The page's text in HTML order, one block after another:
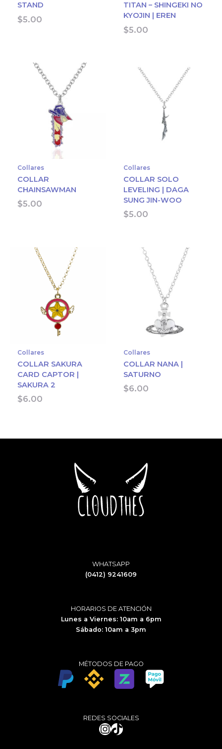
STAND
$5.00
TITAN – SHINGEKI NO
KYOJIN | EREN
$5.00
Collares
COLLAR
CHAINSAWMAN
$5.00
Collares
COLLAR SOLO
LEVELING | DAGA
SUNG JIN-WOO
$5.00
Collares
COLLAR SAKURA
CARD CAPTOR |
SAKURA 2
$6.00
Collares
COLLAR NANA |
SATURNO
$6.00
WHATSAPP
(0412) 9241609
HORARIOS DE ATENCIÓN
Lunes a Viernes: 10am a 6pm
Sábado: 10am a 3pm
MÉTODOS DE PAGO
REDES SOCIALES
Instagram
TikTok